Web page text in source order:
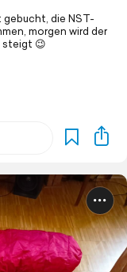
die NST-
morgen wird der
steigt 😉